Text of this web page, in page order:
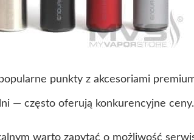
punkty z akcesoriami
— często oferują konkurencyjne ceny.
warto zapytać o możliwość